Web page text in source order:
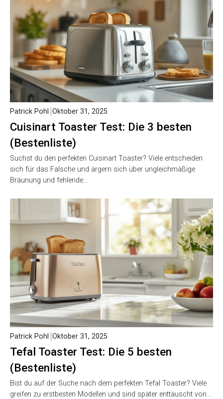
Cuisinart Toaster Test: Die 3 besten
(Bestenliste)
Patrick Pohl Oktober 31, 2025
Suchst du den perfekten Cuisinart Toaster? Viele entscheiden
sich für das Falsche und ärgern sich über ungleichmäßige
Bräunung und fehlende…
Tefal Toaster Test: Die 5 besten
(Bestenliste)
Patrick Pohl Oktober 31, 2025
Bist du auf der Suche nach dem perfekten Tefal Toaster? Viele
greifen zu erstbesten Modellen und sind später enttäuscht von…